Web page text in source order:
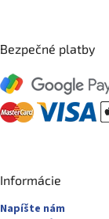
Bezpečné platby
Informácie
Napíšte nám